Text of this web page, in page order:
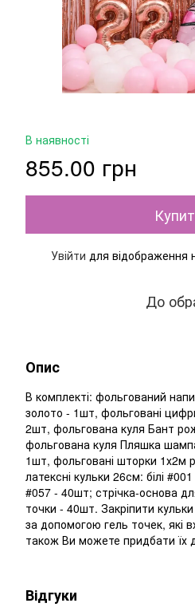
В наявності
855.00 грн
Увійти для відображення
До
Опис
В комплекті: фольгований
золото - 1шт, фольговані
2шт, фольгована куля Бант
фольгована куля Пляшка
1шт, фольговані шторки 1х2м
латексні кульки 26см: білі
#057 - 40шт; стрічка-основа
точки - 40шт. Закріпити
за допомогою гель точек, які
також Ви можете придбати їх
Відгуки